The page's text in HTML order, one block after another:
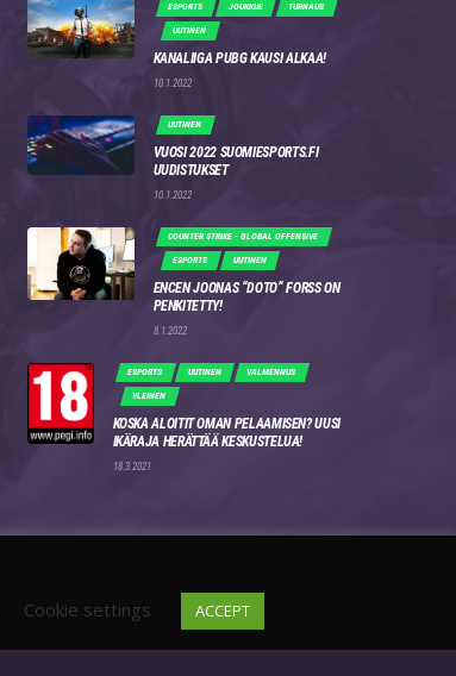
ESPORTS JOUKKUE TURNAUS
UUTINEN
KANALIIGA PUBG KAUSI ALKAA!
10.1.2022
UUTINEN
VUOSI 2022 SUOMIESPORTS.FI
UUDISTUKSET
10.1.2022
COUNTER STRIKE - GLOBAL OFFENSIVE
ESPORTS UUTINEN
ENCEN JOONAS “DOTO” FORSS ON
PENKITETTY!
8.1.2022
ESPORTS UUTINEN VALMENNUS
YLEINEN
KOSKA ALOITIT OMAN PELAAMISEN? UUSI
IKÄRAJA HERÄTTÄÄ KESKUSTELUA!
18.3.2021
DISCORD
Cookie settings ACCEPT